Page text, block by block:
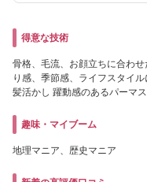
得意な技術
骨格、毛流、お顔立ちに合わ
り感、季節感、ライフスタイ
髪活かし 躍動感のあるパーマ
趣味・マイブーム
地理マニア、歴史マニア